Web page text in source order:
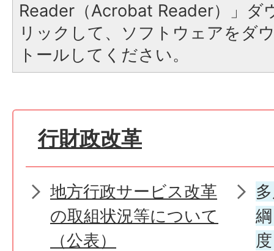
Reader（Acrobat Reader）」ダ
リックして、ソフトウェアをダ
トールしてください。
行財政改革
地方行政サービス改革
の取組状況等について
（公表）